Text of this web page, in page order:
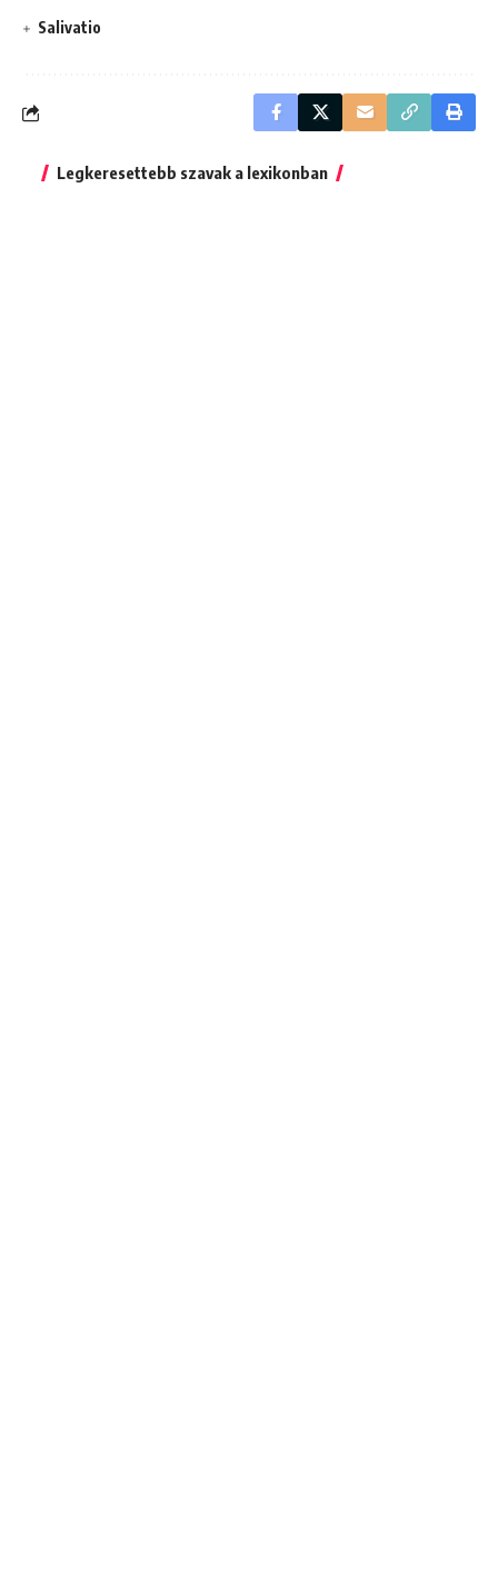
Salivatio
Legkeresettebb szavak a lexikonban